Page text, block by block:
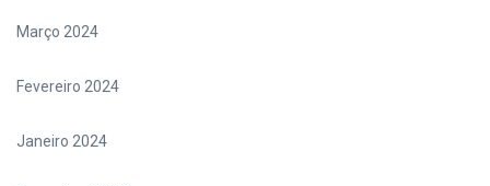
Março 2024
Fevereiro 2024
Janeiro 2024